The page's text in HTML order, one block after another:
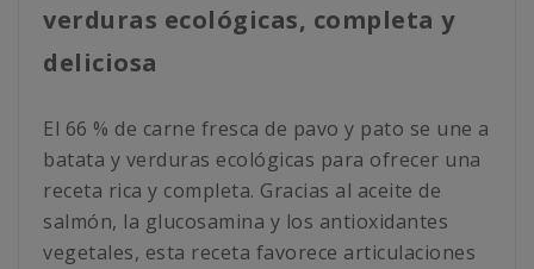
verduras ecológicas, completa y
deliciosa
El 66 % de carne fresca de pavo y pato se une a
batata y verduras ecológicas para ofrecer una
receta rica y completa. Gracias al aceite de
salmón, la glucosamina y los antioxidantes
vegetales, esta receta favorece articulaciones